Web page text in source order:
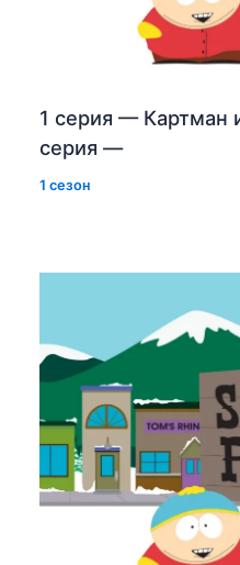
1 серия — Картман
серия —
1 сезон